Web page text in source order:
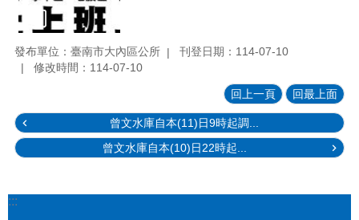
發布單位：臺南市大內區公所
刊登日期：114-07-10
修改時間：114-07-10
回上一頁 回最上面
曾文水庫自本(11)日9時起調...
曾文水庫自本(10)日22時起...
:::